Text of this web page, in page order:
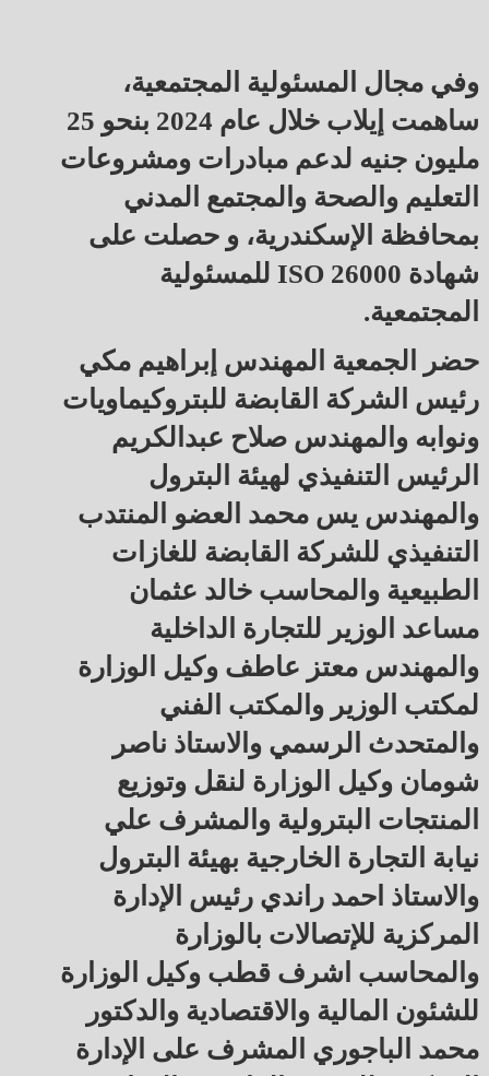
وفي مجال المسئولية المجتمعية،
ساهمت إيلاب خلال عام 2024 بنحو 25
مليون جنيه لدعم مبادرات ومشروعات
التعليم والصحة والمجتمع المدني
بمحافظة الإسكندرية، و حصلت على
شهادة ISO 26000 للمسئولية
المجتمعية.
حضر الجمعية المهندس إبراهيم مكي
رئيس الشركة القابضة للبتروكيماويات
ونوابه والمهندس صلاح عبدالكريم
الرئيس التنفيذي لهيئة البترول
والمهندس يس محمد العضو المنتدب
التنفيذي للشركة القابضة للغازات
الطبيعية والمحاسب خالد عثمان
مساعد الوزير للتجارة الداخلية
والمهندس معتز عاطف وكيل الوزارة
لمكتب الوزير والمكتب الفني
والمتحدث الرسمي والاستاذ ناصر
شومان وكيل الوزارة لنقل وتوزيع
المنتجات البترولية والمشرف علي
نيابة التجارة الخارجية بهيئة البترول
والاستاذ احمد راندي رئيس الإدارة
المركزية للإتصالات بالوزارة
والمحاسب اشرف قطب وكيل الوزارة
للشئون المالية والاقتصادية والدكتور
محمد الباجوري المشرف على الإدارة